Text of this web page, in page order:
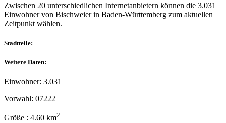
Zwischen 20 unterschiedlichen Internetanbietern können die 3.031
Einwohner von Bischweier in Baden-Württemberg zum aktuellen
Zeitpunkt wählen.
Stadtteile:
Weitere Daten:
Einwohner: 3.031
Vorwahl: 07222
Größe : 4.60 km2